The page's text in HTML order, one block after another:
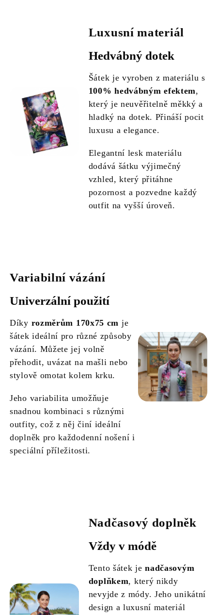
Luxusní materiál
Hedvábný dotek
Šátek je vyroben z materiálu s
100% hedvábným efektem,
který je neuvěřitelně měkký a
hladký na dotek. Přináší pocit
luxusu a elegance.
Elegantní lesk materiálu
dodává šátku výjimečný
vzhled, který přitáhne
pozornost a pozvedne každý
outfit na vyšší úroveň.
Variabilní vázání
Univerzální použití
Díky rozměrům 170x75 cm je
šátek ideální pro různé způsoby
vázání. Můžete jej volně
přehodit, uvázat na mašli nebo
stylově omotat kolem krku.
Jeho variabilita umožňuje
snadnou kombinaci s různými
outfity, což z něj činí ideální
doplněk pro každodenní nošení i
speciální příležitosti.
Nadčasový doplněk
Vždy v módě
Tento šátek jenadčasovým
doplňkem, který nikdy
nevyjde z módy. Jeho unikátní
design a luxusní materiál